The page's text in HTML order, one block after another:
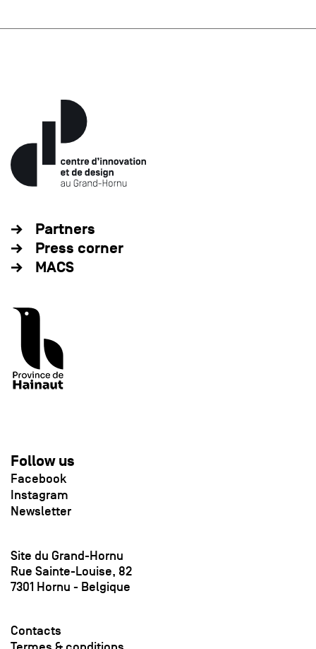
Partners
Press corner
MACS
Follow us
Facebook
Instagram
Newsletter
Site du Grand-Hornu
Rue Sainte-Louise, 82
7301 Hornu - Belgique
Contacts